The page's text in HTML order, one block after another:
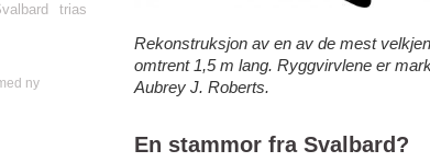
Rekonstruksjon av en av de mest
omtrent 1,5 m lang. Ryggvirvlene er
Aubrey J. Roberts.
En stammor fra Svalbard?
trias
ny